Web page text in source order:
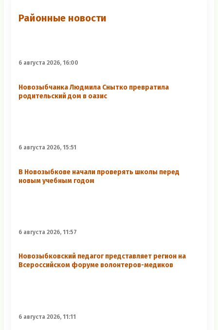
Районные новости
6 августа 2026, 16:00
Новозыбчанка Людмила Снытко превратила
родительский дом в оазис
6 августа 2026, 15:51
В Новозыбкове начали проверять школы перед
новым учебным годом
6 августа 2026, 11:57
Новозыбковский педагог представляет регион на
Всероссийском форуме волонтеров-медиков
6 августа 2026, 11:11